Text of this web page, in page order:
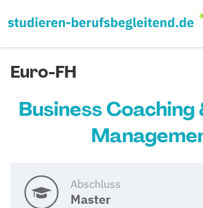
Euro-FH
Business Coaching
Abschluss
Master